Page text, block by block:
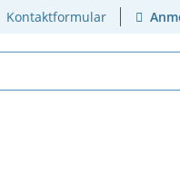
Kontaktformular